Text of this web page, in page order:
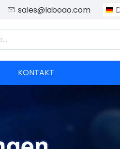
 sales@laboao.com
KONTAKT